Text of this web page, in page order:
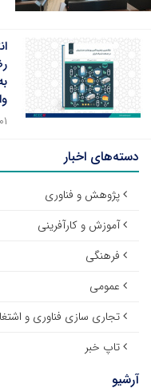
۰۱ اسفند ۱۴۰۳
دسته‌های اخبار
پژوهش و فناوری
آموزش و کارآفرینی
فرهنگی
عمومی
تجاری سازی فناوری و
تاپ خبر
آرشیو